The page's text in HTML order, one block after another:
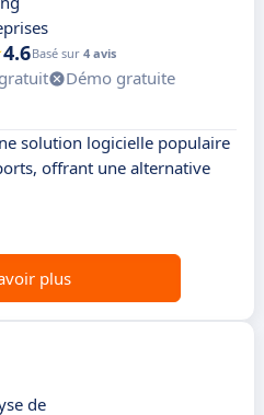
4.6Basé sur 4 avis
Démo gratuite
solution logicielle populaire
offrant une alternative
plus
de